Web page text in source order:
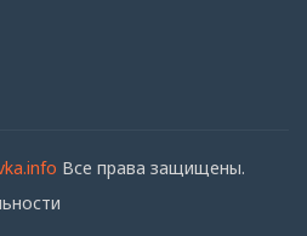
Все права защищены.